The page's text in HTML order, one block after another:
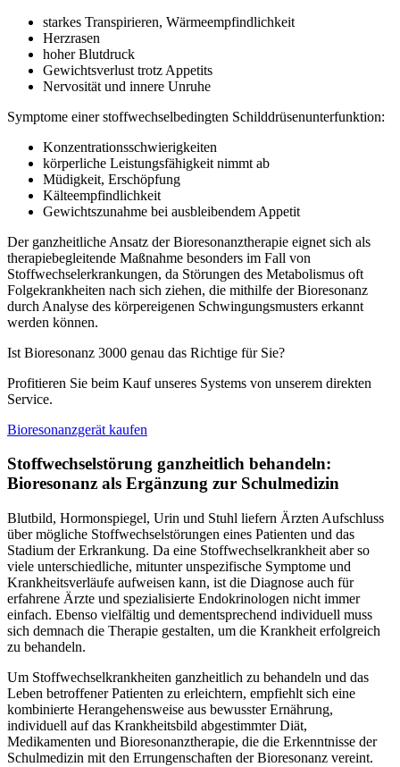
starkes Transpirieren, Wärmeempfindlichkeit
Herzrasen
hoher Blutdruck
Gewichtsverlust trotz Appetits
Nervosität und innere Unruhe
Symptome einer stoffwechselbedingten Schilddrüsenunterfunktion:
Konzentrationsschwierigkeiten
körperliche Leistungsfähigkeit nimmt ab
Müdigkeit, Erschöpfung
Kälteempfindlichkeit
Gewichtszunahme bei ausbleibendem Appetit
Der ganzheitliche Ansatz der Bioresonanztherapie eignet sich als
therapiebegleitende Maßnahme besonders im Fall von
Stoffwechselerkrankungen, da Störungen des Metabolismus oft
Folgekrankheiten nach sich ziehen, die mithilfe der Bioresonanz
durch Analyse des körpereigenen Schwingungsmusters erkannt
werden können.
Ist Bioresonanz 3000 genau das Richtige für Sie?
Profitieren Sie beim Kauf unseres Systems von unserem direkten
Service.
Bioresonanzgerät kaufen
Stoffwechselstörung ganzheitlich behandeln:
Bioresonanz als Ergänzung zur Schulmedizin
Blutbild, Hormonspiegel, Urin und Stuhl liefern Ärzten Aufschluss
über mögliche Stoffwechselstörungen eines Patienten und das
Stadium der Erkrankung. Da eine Stoffwechselkrankheit aber so
viele unterschiedliche, mitunter unspezifische Symptome und
Krankheitsverläufe aufweisen kann, ist die Diagnose auch für
erfahrene Ärzte und spezialisierte Endokrinologen nicht immer
einfach. Ebenso vielfältig und dementsprechend individuell muss
sich demnach die Therapie gestalten, um die Krankheit erfolgreich
zu behandeln.
Um Stoffwechselkrankheiten ganzheitlich zu behandeln und das
Leben betroffener Patienten zu erleichtern, empfiehlt sich eine
kombinierte Herangehensweise aus bewusster Ernährung,
individuell auf das Krankheitsbild abgestimmter Diät,
Medikamenten und Bioresonanztherapie, die die Erkenntnisse der
Schulmedizin mit den Errungenschaften der Bioresonanz vereint.